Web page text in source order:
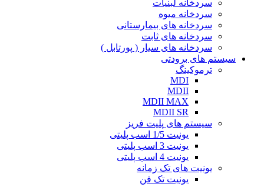
سردخانه لبنیات
سردخانه میوه
سردخانه های بیمارستانی
سردخانه های ثابت
سردخانه های سیار ( پورتابل )
سیستم های برودتی
ترموکینگ
MDI
MDII
MDII MAX
MDII SR
سیستم های پلیت فریز
یونیت 1/5 اسب پلیتی
یونیت 3 اسب پلیتی
یونیت 4 اسب پلیتی
یونیت های تک زمانه
یونیت تک فن